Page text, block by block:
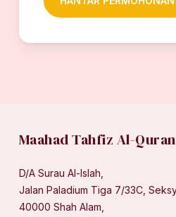
Maahad Tahfiz Al-
D/A Surau Al-Islah,
Jalan Paladium Tiga 7/33C,
40000 Shah Alam,